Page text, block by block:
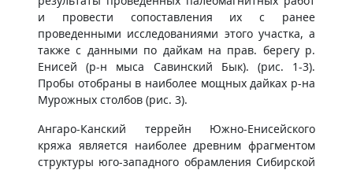
и провести сопоставления их с ранее
проведенными исследованиями этого участка, а
также с данными по дайкам на прав. берегу р.
Енисей (р-н мыса Савинский Бык). (рис. 1-3).
Пробы отобраны в наиболее мощных дайках р-на
Мурожных столбов (рис. 3).
Ангаро-Канский террейн Южно-Енисейского
кряжа является наиболее древним фрагментом
структуры юго-западного обрамления Сибирской